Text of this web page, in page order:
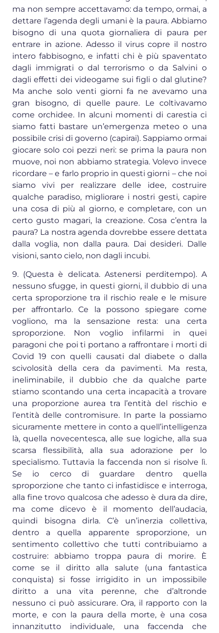
ma non sempre accettavamo: da tempo, ormai, a
dettare l’agenda degli umani è la paura. Abbiamo
bisogno di una quota giornaliera di paura per
entrare in azione. Adesso il virus copre il nostro
intero fabbisogno, e infatti chi è più spaventato
dagli immigrati o dal terrorismo o da Salvini o
dagli effetti dei videogame sui figli o dal glutine?
Ma anche solo venti giorni fa ne avevamo una
gran bisogno, di quelle paure. Le coltivavamo
come orchidee. In alcuni momenti di carestia ci
siamo fatti bastare un’emergenza meteo o una
possibile crisi di governo (capirai). Sappiamo ormai
giocare solo coi pezzi neri: se prima la paura non
muove, noi non abbiamo strategia. Volevo invece
ricordare – e farlo proprio in questi giorni – che noi
siamo vivi per realizzare delle idee, costruire
qualche paradiso, migliorare i nostri gesti, capire
una cosa di più al giorno, e completare, con un
certo gusto magari, la creazione. Cosa c’entra la
paura? La nostra agenda dovrebbe essere dettata
dalla voglia, non dalla paura. Dai desideri. Dalle
visioni, santo cielo, non dagli incubi.
9. (Questa è delicata. Astenersi perditempo). A
nessuno sfugge, in questi giorni, il dubbio di una
certa sproporzione tra il rischio reale e le misure
per affrontarlo. Ce la possono spiegare come
vogliono, ma la sensazione resta: una certa
sproporzione. Non voglio infilarmi in quei
paragoni che poi ti portano a raffrontare i morti di
Covid 19 con quelli causati dal diabete o dalla
scivolosità della cera da pavimenti. Ma resta,
ineliminabile, il dubbio che da qualche parte
stiamo scontando una certa incapacità a trovare
una proporzione aurea tra l’entità del rischio e
l’entità delle contromisure. In parte la possiamo
sicuramente mettere in conto a quell’intelligenza
là, quella novecentesca, alle sue logiche, alla sua
scarsa flessibilità, alla sua adorazione per lo
specialismo. Tuttavia la faccenda non si risolve lì.
Se io cerco di guardare dentro quella
sproporzione che tanto ci infastidisce e interroga,
alla fine trovo qualcosa che adesso è dura da dire,
ma come dicevo è il momento dell’audacia,
quindi bisogna dirla. C’è un’inerzia collettiva,
dentro a quella apparente sproporzione, un
sentimento collettivo che tutti contribuiamo a
costruire: abbiamo troppa paura di morire. È
come se il diritto alla salute (una fantastica
conquista) si fosse irrigidito in un impossibile
diritto a una vita perenne, che d’altronde
nessuno ci può assicurare. Ora, il rapporto con la
morte, e con la paura della morte, è una cosa
innanzitutto individuale, una faccenda che